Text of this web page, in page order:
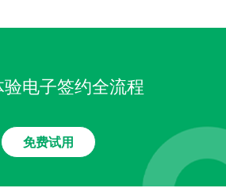
验电子签约全流程
免费试用